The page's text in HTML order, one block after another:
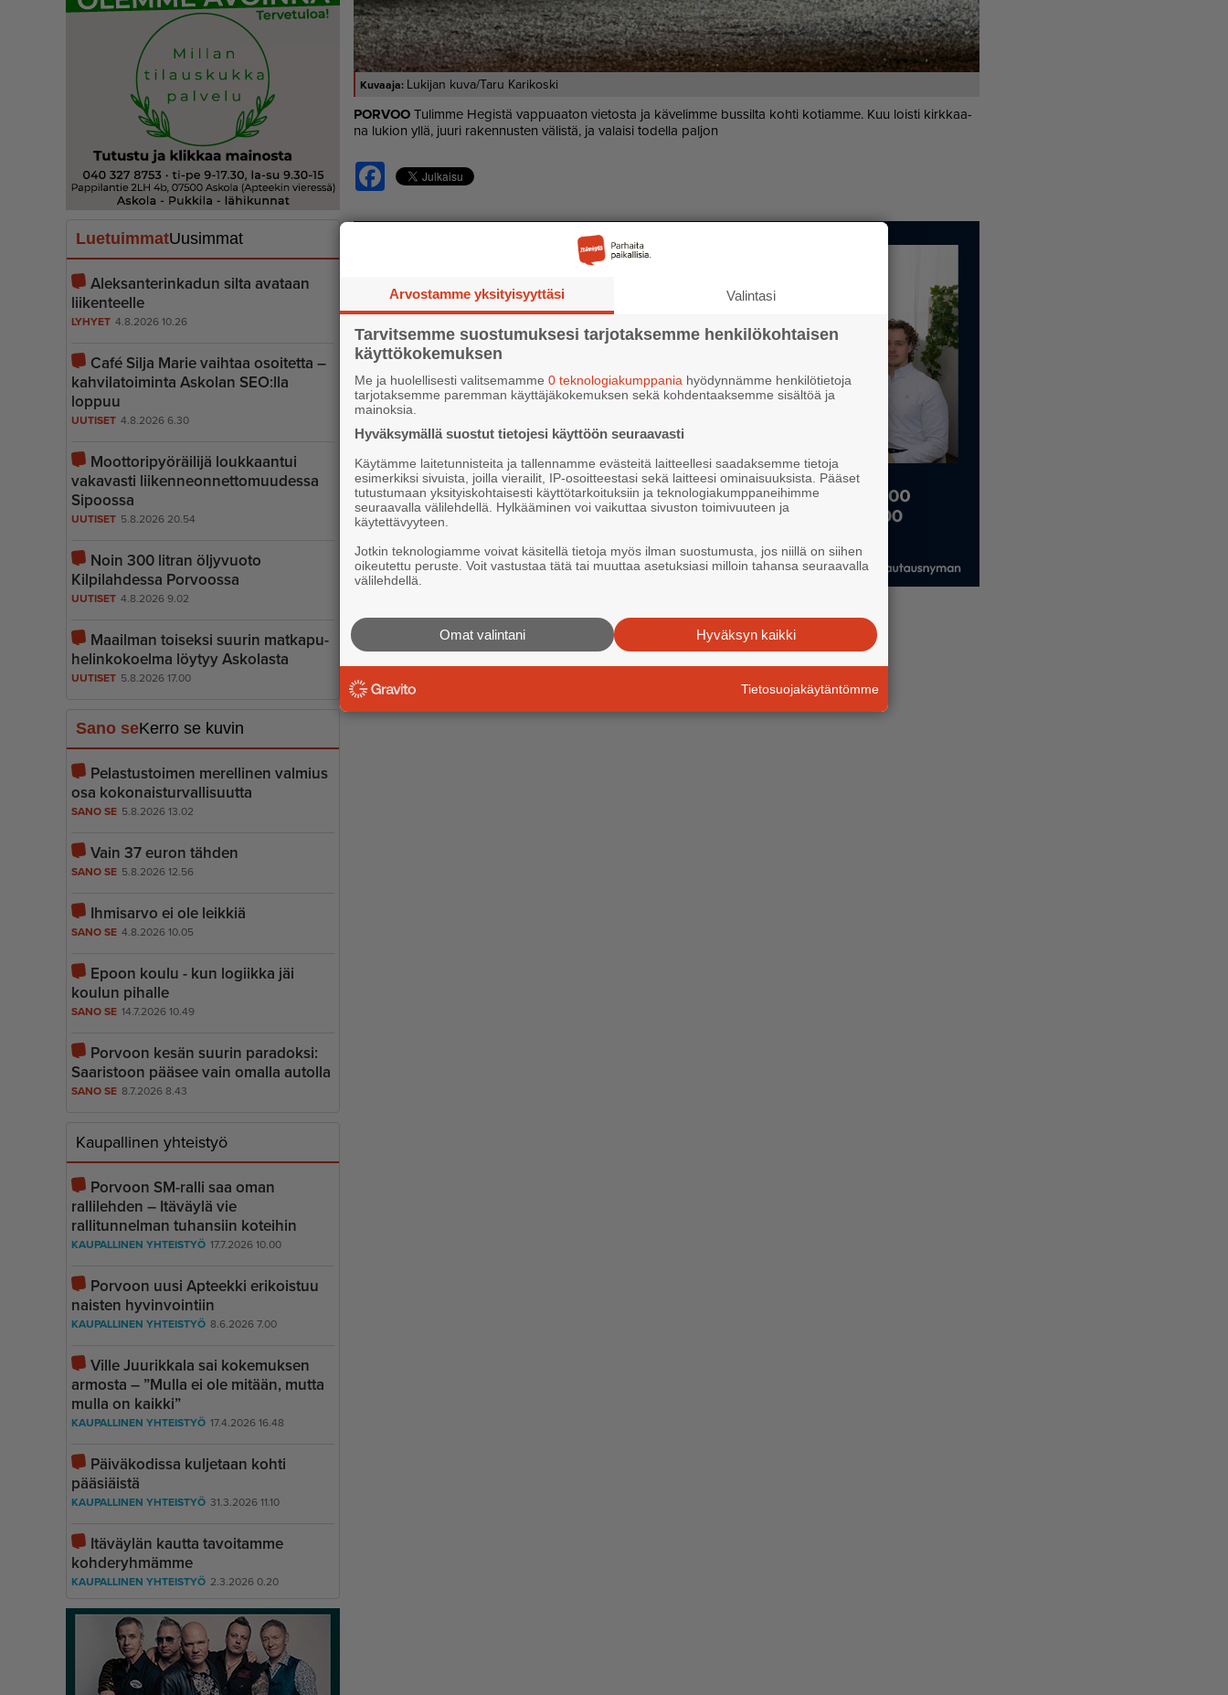
LuetuimmatUusimmat
Aleksanterinkadun silta avataan
liikenteelle
LYHYET 4.8.2026 10.26
Café Silja Marie vaihtaa osoitetta –
kahvilatoiminta Askolan SEO:lla
loppuu
UUTISET 4.8.2026 6.30
Moottoripyöräilijä loukkaantui
vakavasti liiken­ne­on­net­to­muudessa
Sipoossa
UUTISET 5.8.2026 20.54
Noin 300 litran öljyvuoto
Kilpilahdessa Porvoossa
UUTISET 4.8.2026 9.02
Maailman toiseksi suurin matkapu­
he­lin­ko­koelma löytyy Askolasta
UUTISET 5.8.2026 17.00
Sano seKerro se kuvin
Pelastustoimen merellinen valmius
osa kokonais­tur­val­li­suutta
SANO SE 5.8.2026 13.02
Vain 37 euron tähden
SANO SE 5.8.2026 12.56
Ihmisarvo ei ole leikkiä
SANO SE 4.8.2026 10.05
Epoon koulu - kun logiikka jäi
koulun pihalle
SANO SE 14.7.2026 10.49
Porvoon kesän suurin paradoksi:
Saaristoon pääsee vain omalla autolla
SANO SE 8.7.2026 8.43
Kaupallinen yhteistyö
Porvoon SM-ralli saa oman
rallilehden – Itäväylä vie
rallitunnelman tuhansiin koteihin
KAUPALLINEN YHTEISTYÖ 17.7.2026 10.00
Porvoon uusi Apteekki erikoistuu
naisten hyvinvointiin
KAUPALLINEN YHTEISTYÖ 8.6.2026 7.00
Ville Juurikkala sai kokemuksen
armosta – ”Mulla ei ole mitään, mutta
mulla on kaikki”
KAUPALLINEN YHTEISTYÖ 17.4.2026 16.48
Päiväkodissa kuljetaan kohti
pääsiäistä
KAUPALLINEN YHTEISTYÖ 31.3.2026 11.10
Itäväylän kautta tavoitamme
kohderyhmämme
KAUPALLINEN YHTEISTYÖ 2.3.2026 0.20
Lukijan kuva/Taru Karikoski
POR­VOO Tu­lim­me He­gis­tä vap­pu­aa­ton vie­tos­ta ja kä­ve­lim­me bus­sil­ta koh­ti ko­ti­am­me. Kuu lois­ti kirk­kaa­
na lu­ki­on yl­lä, juu­ri ra­ken­nus­ten vä­lis­tä, ja va­lai­si to­del­la pal­jon
Facebook
Arvostamme yksityisyyttäsi Valintasi
Tarvitsemme suostumuksesi tarjotaksemme henkilökohtaisen
käyttökokemuksen
Me ja huolellisesti valitsemamme 0 teknologiakumppania hyödynnämme henkilötietoja
tarjotaksemme paremman käyttäjäkokemuksen sekä kohdentaaksemme sisältöä ja
mainoksia.
Hyväksymällä suostut tietojesi käyttöön seuraavasti
Käytämme laitetunnisteita ja tallennamme evästeitä laitteellesi saadaksemme tietoja
esimerkiksi sivuista, joilla vierailit, IP-osoitteestasi sekä laitteesi ominaisuuksista. Pääset
tutustumaan yksityiskohtaisesti käyttötarkoituksiin ja teknologiakumppaneihimme
seuraavalla välilehdellä. Hylkääminen voi vaikuttaa sivuston toimivuuteen ja
käytettävyyteen.
Jotkin teknologiamme voivat käsitellä tietoja myös ilman suostumusta, jos niillä on siihen
oikeutettu peruste. Voit vastustaa tätä tai muuttaa asetuksiasi milloin tahansa seuraavalla
välilehdellä.
Hyväksyn kaikki
Omat valintani
Tietosuojakäytäntömme